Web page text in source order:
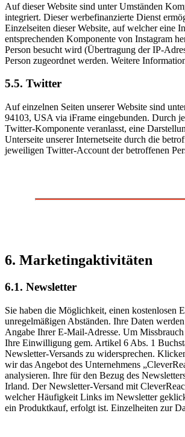
Auf dieser Website sind unter Umständen
integriert. Dieser werbefinanzierte Dienst
Einzelseiten dieser Website, auf welcher eine
entsprechenden Komponente von Instagram
Person besucht wird (Übertragung der IP-
Person zugeordnet werden. Weitere
5.5. Twitter
Auf einzelnen Seiten unserer Website sind
94103, USA via iFrame eingebunden. Durch
Twitter-Komponente veranlasst, eine
Unterseite unserer Internetseite durch die
jeweiligen Twitter-Account der betroffenen
6. Marketingaktivitäten
6.1. Newsletter
Sie haben die Möglichkeit, einen kostenlosen
unregelmäßigen Abständen. Ihre Daten
Angabe Ihrer E-Mail-Adresse. Um
Ihre Einwilligung gem. Artikel 6 Abs. 1
Newsletter-Versands zu widersprechen.
wir das Angebot des Unternehmens
analysieren. Ihre für den Bezug des
Irland. Der Newsletter-Versand mit
welcher Häufigkeit Links im Newsletter
ein Produktkauf, erfolgt ist. Einzelheiten zur